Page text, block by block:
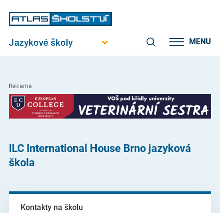
Jazykové školy MENU
Reklama
ILC International House Brno jazyková
škola
Kontakty na školu